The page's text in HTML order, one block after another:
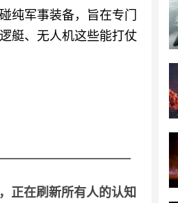
纯军事装备，旨在专门
艇、无人机这些能打仗
正在刷新所有人的认知